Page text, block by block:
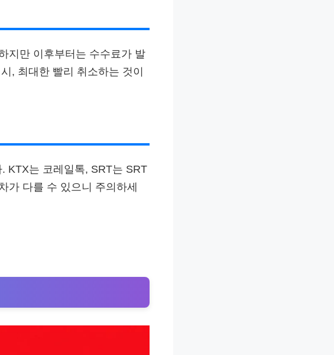
지만 이후부터는 수수료가 발
, 최대한 빨리 취소하는 것이
KTX는 코레일톡, SRT는 SRT
가 다를 수 있으니 주의하세